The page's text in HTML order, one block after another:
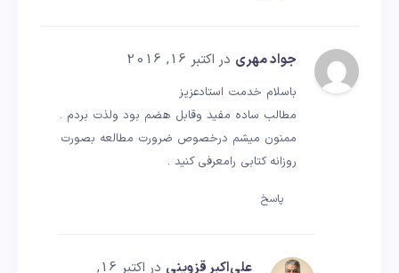
جواد مهری در اکتبر 16, 2016
باسلام خدمت استادعزیز
مطالب ساده مفید وقابل هضم بود ولذت بردم .
ممنون میشم درخصوص ضرورت مطالعه بصورت
روزانه کتابی رامعرفی کنید .
پاسخ
علی‌اکبر قزوینی
در اکتبر 16,